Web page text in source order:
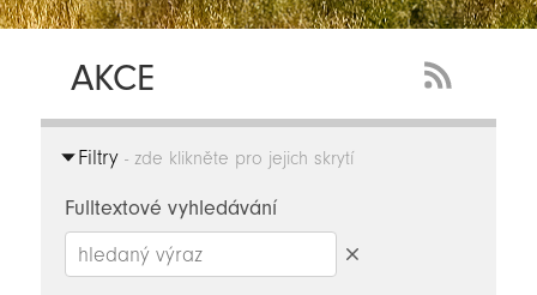
AKCE
Feed
Filtry- zde klikněte pro jejich skrytí
Fulltextové vyhledávání